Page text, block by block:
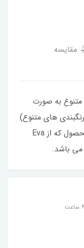
مقایسه
به صورت
های متنوع)
موجود می باشد با توجه جنس این محصول که از Eva
باشد.